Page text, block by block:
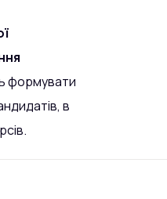
формувати
в